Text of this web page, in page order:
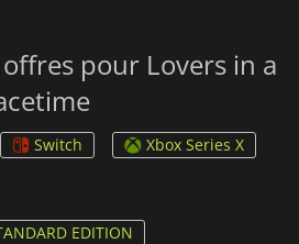
pour Lovers in a
Switch
Xbox Series X
EDITION